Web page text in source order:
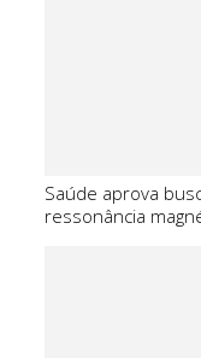
Saúde aprova
ressonância